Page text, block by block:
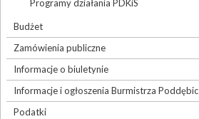
Programy działania PDKiS
Budżet
Zamówienia publiczne
Informacje o biuletynie
Informacje i ogłoszenia Burmistrza Poddębic
Podatki